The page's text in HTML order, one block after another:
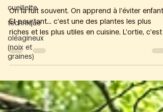
cueillette
technique
oléagineux
(noix et
graines)
On la fuit souvent. On apprend à l’éviter enfant.
Et pourtant… c’est une des plantes les plus
riches et les plus utiles en cuisine. L’ortie, c’est
vitalité à l’état brut. 🌿 Comment la reconnaître
(sans se tromper) Le test le plus fiable est aussi
le plus simple :ça pique. Une légère brûlure au
quelques minutes. Rien de dangereux, juste…
vivant. Feuilles dentelées, vert profond, souvent
en touffes, au bord des chemins ou dans les z